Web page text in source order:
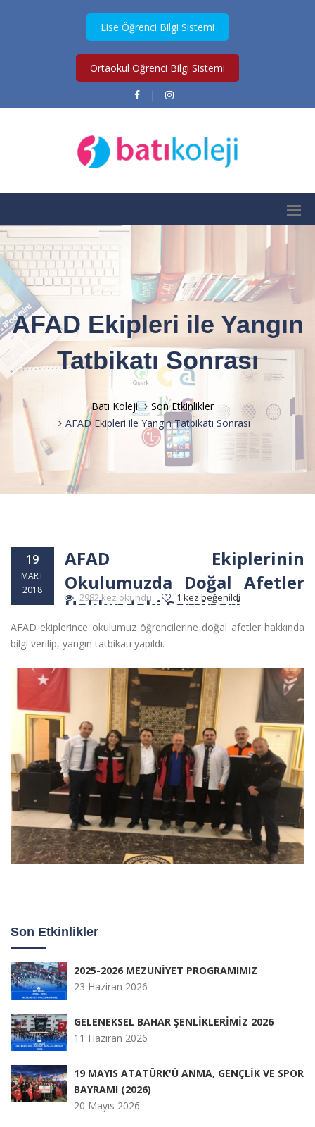
Lise Öğrenci Bilgi Sistemi
Ortaokul Öğrenci Bilgi Sistemi
|
AFAD Ekipleri ile Yangın
Tatbikatı Sonrası
Batı Koleji
Son Etkinlikler
AFAD Ekipleri ile Yangın Tatbikatı Sonrası
19
MART
2018
AFAD Ekiplerinin
Okulumuzda Doğal Afetler
Hakkındaki Semineri
2982 kez okundu 1 kez beğenildi
AFAD ekiplerince okulumuz öğrencilerine doğal afetler hakkında
bilgi verilip, yangın tatbikatı yapıldı.
Son Etkinlikler
2025-2026 MEZUNİYET PROGRAMIMIZ
23 Haziran 2026
GELENEKSEL BAHAR ŞENLİKLERİMİZ 2026
11 Haziran 2026
19 MAYIS ATATÜRK'Ü ANMA, GENÇLİK VE SPOR
BAYRAMI (2026)
20 Mayıs 2026